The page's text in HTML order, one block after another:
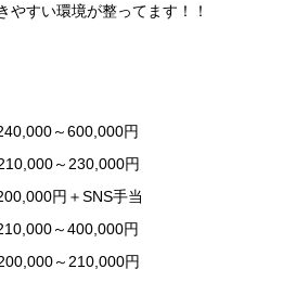
やすい環境が整ってます！！
～600,000円
～230,000円
円＋SNS手当
～400,000円
～210,000円